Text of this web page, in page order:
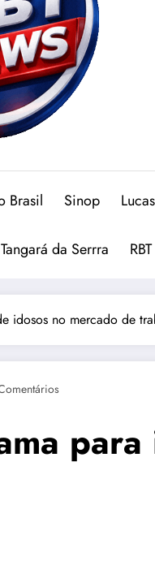
Brasil Sinop
Tangará da Serrra
idosos no mercado de